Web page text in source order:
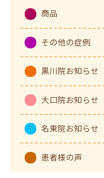
商品
その他の症例
黒川院お知らせ
大口院お知らせ
名東院お知らせ
患者様の声